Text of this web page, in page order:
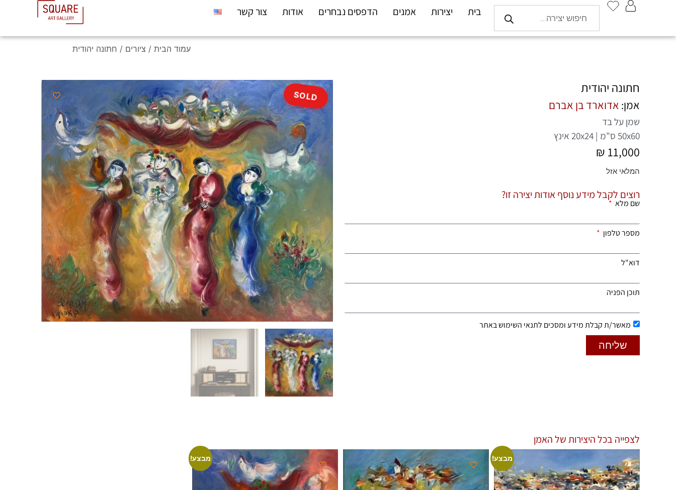
בית יצירות אמנים הדפסים נבחרים אודות צור קשר
עמוד הבית / ציורים / חתונה יהודית
חתונה יהודית
אמן: אדוארד בן אברם
שמן על בד
50x60 ס"מ | 20x24 אינץ
₪ 11,000
המלאי אזל
רוצים לקבל מידע נוסף אודות יצירה זו?
שם מלא
מספר טלפון
דוא"ל
תוכן הפניה
מאשר/ת קבלת מידע ומסכים לתנאי השימוש באתר
שליחה
SOLD
לצפייה בכל היצירות של האמן
מבצע! מבצע!